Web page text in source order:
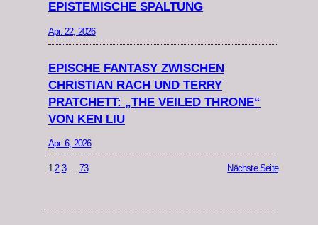
EPISTEMISCHE SPALTUNG
Apr. 22, 2026
EPISCHE FANTASY ZWISCHEN
CHRISTIAN RACH UND TERRY
PRATCHETT: „THE VEILED THRONE“
VON KEN LIU
Apr. 6, 2026
1 2 3 … 73 Nächste Seite